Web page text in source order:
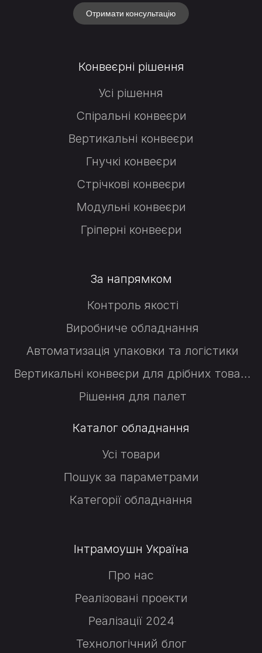
Отримати консультацію
Конвеєрні рішення
Усі рішення
Спіральні конвеєри
Вертикальні конвеєри
Гнучкі конвеєри
Стрічкові конвеєри
Модульні конвеєри
Гріперні конвеєри
За напрямком
Контроль якості
Виробниче обладнання
Автоматизація упаковки та логістики
Вертикальні конвеєри для дрібних товарів
Рішення для палет
Каталог обладнання
Усі товари
Пошук за параметрами
Категорії обладнання
Інтрамоушн Україна
Про нас
Реалізовані проекти
Реалізації 2024
Технологічний блог